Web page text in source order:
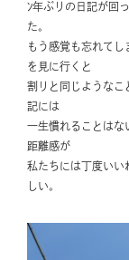
ﾝ年ぶりの日記が回
た。
もう感覚も忘れて
を見に行くと
割りと同じようなこ
記には
一生慣れることはな
距離感が
私たちには丁度いい
しい。